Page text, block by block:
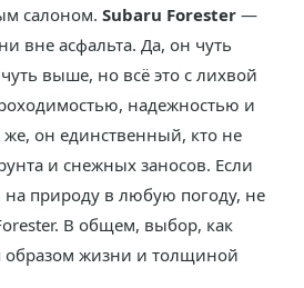
салоном. Subaru Forester —
вне асфальта. Да, он чуть
выше, но всё это с лихвой
надежностью и
он единственный, кто не
и снежных заносов. Если
природу в любую погоду, не
В общем, выбор, как
образом жизни и толщиной